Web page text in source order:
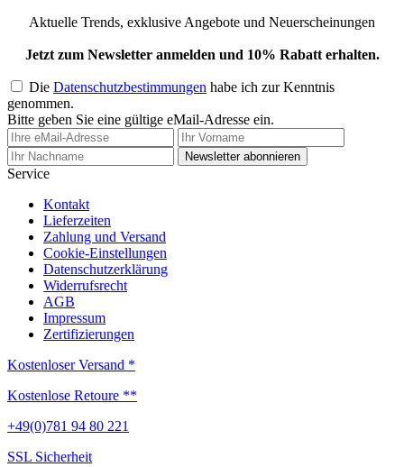
Aktuelle Trends, exklusive Angebote und Neuerscheinungen
Jetzt zum Newsletter anmelden und 10% Rabatt erhalten.
Die Datenschutzbestimmungen habe ich zur Kenntnis
genommen.
Bitte geben Sie eine gültige eMail-Adresse ein.
Newsletter abonnieren
Service
Kontakt
Lieferzeiten
Zahlung und Versand
Cookie-Einstellungen
Datenschutzerklärung
Widerrufsrecht
AGB
Impressum
Zertifizierungen
Kostenloser Versand *
Kostenlose Retoure **
+49(0)781 94 80 221
SSL Sicherheit